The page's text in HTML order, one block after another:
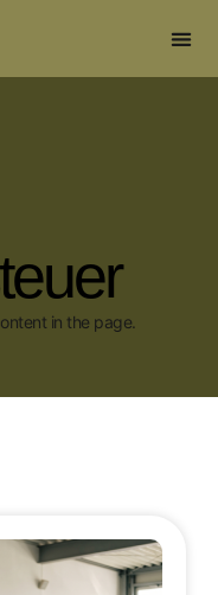
in the page.